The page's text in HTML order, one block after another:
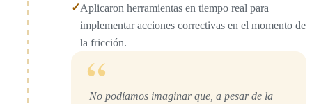
✓Aplicaron herramientas en tiempo real para
implementar acciones correctivas en el momento de
la fricción.
“
No podíamos imaginar que, a pesar de la